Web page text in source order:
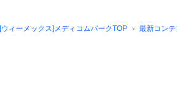
[ウィーメックス]メディコムパークTOP 最新コンテ